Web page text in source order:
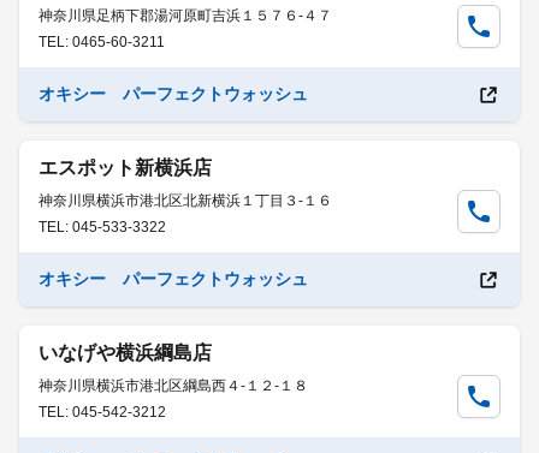
神奈川県足柄下郡湯河原町吉浜１５７６-４７
TEL: 0465-60-3211
オキシー パーフェクトウォッシュ
エスポット新横浜店
神奈川県横浜市港北区北新横浜１丁目３-１６
TEL: 045-533-3322
オキシー パーフェクトウォッシュ
いなげや横浜綱島店
神奈川県横浜市港北区綱島西４-１２-１８
TEL: 045-542-3212